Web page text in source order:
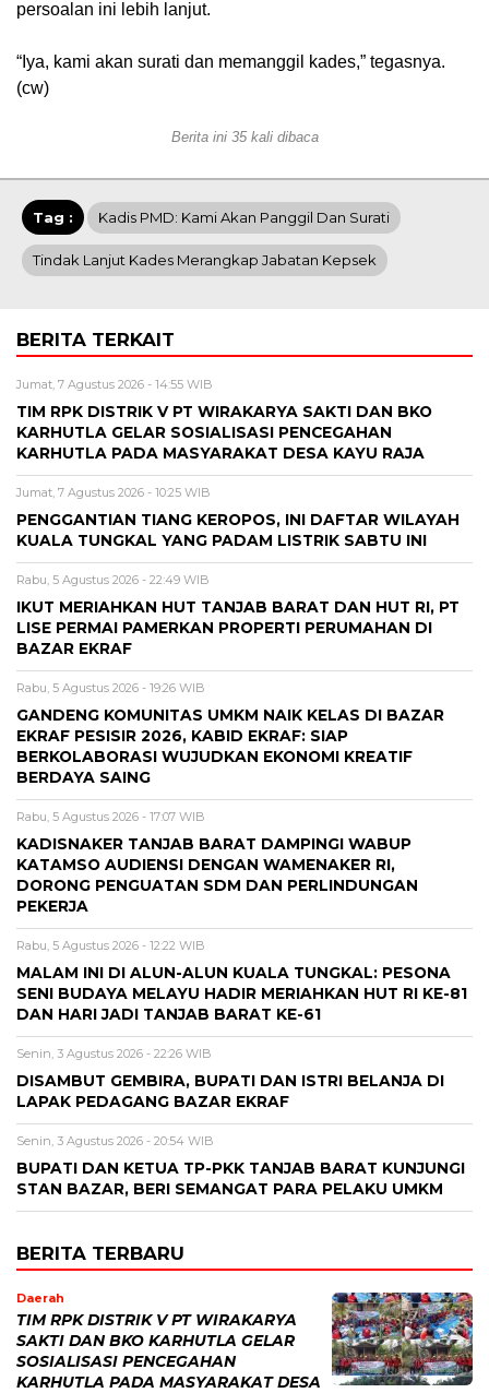
persoalan ini lebih lanjut.
“Iya, kami akan surati dan memanggil kades,” tegasnya.
(cw)
Berita ini 35 kali dibaca
Tag : Kadis PMD: Kami Akan Panggil Dan Surati
Tindak Lanjut Kades Merangkap Jabatan Kepsek
BERITA TERKAIT
Jumat, 7 Agustus 2026 - 14:55 WIB
TIM RPK DISTRIK V PT WIRAKARYA SAKTI DAN BKO
KARHUTLA GELAR SOSIALISASI PENCEGAHAN
KARHUTLA PADA MASYARAKAT DESA KAYU RAJA
Jumat, 7 Agustus 2026 - 10:25 WIB
PENGGANTIAN TIANG KEROPOS, INI DAFTAR WILAYAH
KUALA TUNGKAL YANG PADAM LISTRIK SABTU INI
Rabu, 5 Agustus 2026 - 22:49 WIB
IKUT MERIAHKAN HUT TANJAB BARAT DAN HUT RI, PT
LISE PERMAI PAMERKAN PROPERTI PERUMAHAN DI
BAZAR EKRAF
Rabu, 5 Agustus 2026 - 19:26 WIB
GANDENG KOMUNITAS UMKM NAIK KELAS DI BAZAR
EKRAF PESISIR 2026, KABID EKRAF: SIAP
BERKOLABORASI WUJUDKAN EKONOMI KREATIF
BERDAYA SAING
Rabu, 5 Agustus 2026 - 17:07 WIB
KADISNAKER TANJAB BARAT DAMPINGI WABUP
KATAMSO AUDIENSI DENGAN WAMENAKER RI,
DORONG PENGUATAN SDM DAN PERLINDUNGAN
PEKERJA
Rabu, 5 Agustus 2026 - 12:22 WIB
MALAM INI DI ALUN-ALUN KUALA TUNGKAL: PESONA
SENI BUDAYA MELAYU HADIR MERIAHKAN HUT RI KE-81
DAN HARI JADI TANJAB BARAT KE-61
Senin, 3 Agustus 2026 - 22:26 WIB
DISAMBUT GEMBIRA, BUPATI DAN ISTRI BELANJA DI
LAPAK PEDAGANG BAZAR EKRAF
Senin, 3 Agustus 2026 - 20:54 WIB
BUPATI DAN KETUA TP-PKK TANJAB BARAT KUNJUNGI
STAN BAZAR, BERI SEMANGAT PARA PELAKU UMKM
BERITA TERBARU
Daerah
TIM RPK DISTRIK V PT WIRAKARYA
SAKTI DAN BKO KARHUTLA GELAR
SOSIALISASI PENCEGAHAN
KARHUTLA PADA MASYARAKAT DESA